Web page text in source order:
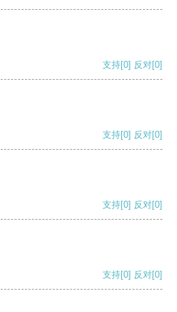
支持[0] 反对[0]
支持[0] 反对[0]
支持[0] 反对[0]
支持[0] 反对[0]